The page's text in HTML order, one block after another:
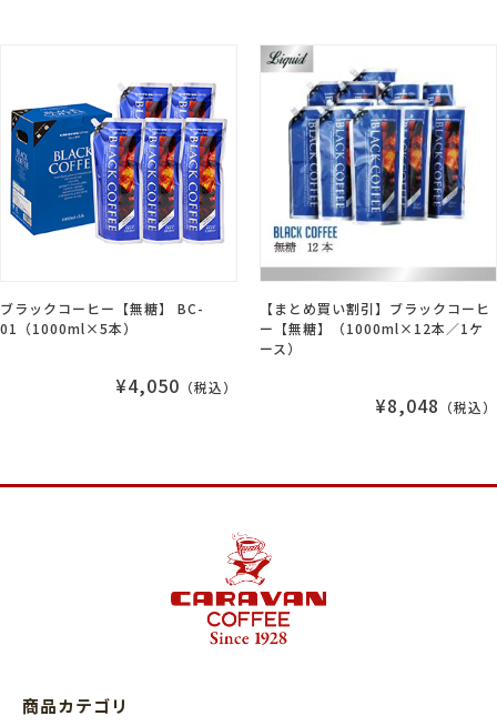
ブラックコーヒー【無糖】 BC-
01（1000ml×5本）
¥4,050 （税込）
【まとめ買い割引】ブラックコーヒ
ー【無糖】（1000ml×12本／1ケ
ース）
¥8,048 （税込）
商品カテゴリ